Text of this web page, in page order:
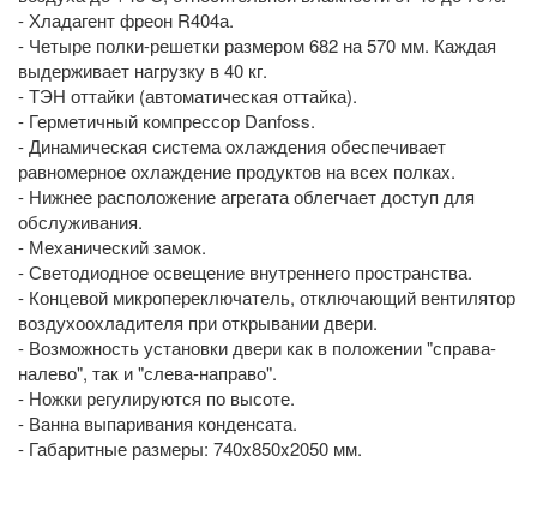
- Хладагент фреон R404а.
- Четыре полки-решетки размером 682 на 570 мм. Каждая
выдерживает нагрузку в 40 кг.
- ТЭН оттайки (автоматическая оттайка).
- Герметичный компрессор Danfoss.
- Динамическая система охлаждения обеспечивает
равномерное охлаждение продуктов на всех полках.
- Нижнее расположение агрегата облегчает доступ для
обслуживания.
- Механический замок.
- Светодиодное освещение внутреннего пространства.
- Концевой микропереключатель, отключающий вентилятор
воздухоохладителя при открывании двери.
- Возможность установки двери как в положении "справа-
налево", так и "слева-направо".
- Ножки регулируются по высоте.
- Ванна выпаривания конденсата.
- Габаритные размеры: 740x850x2050 мм.